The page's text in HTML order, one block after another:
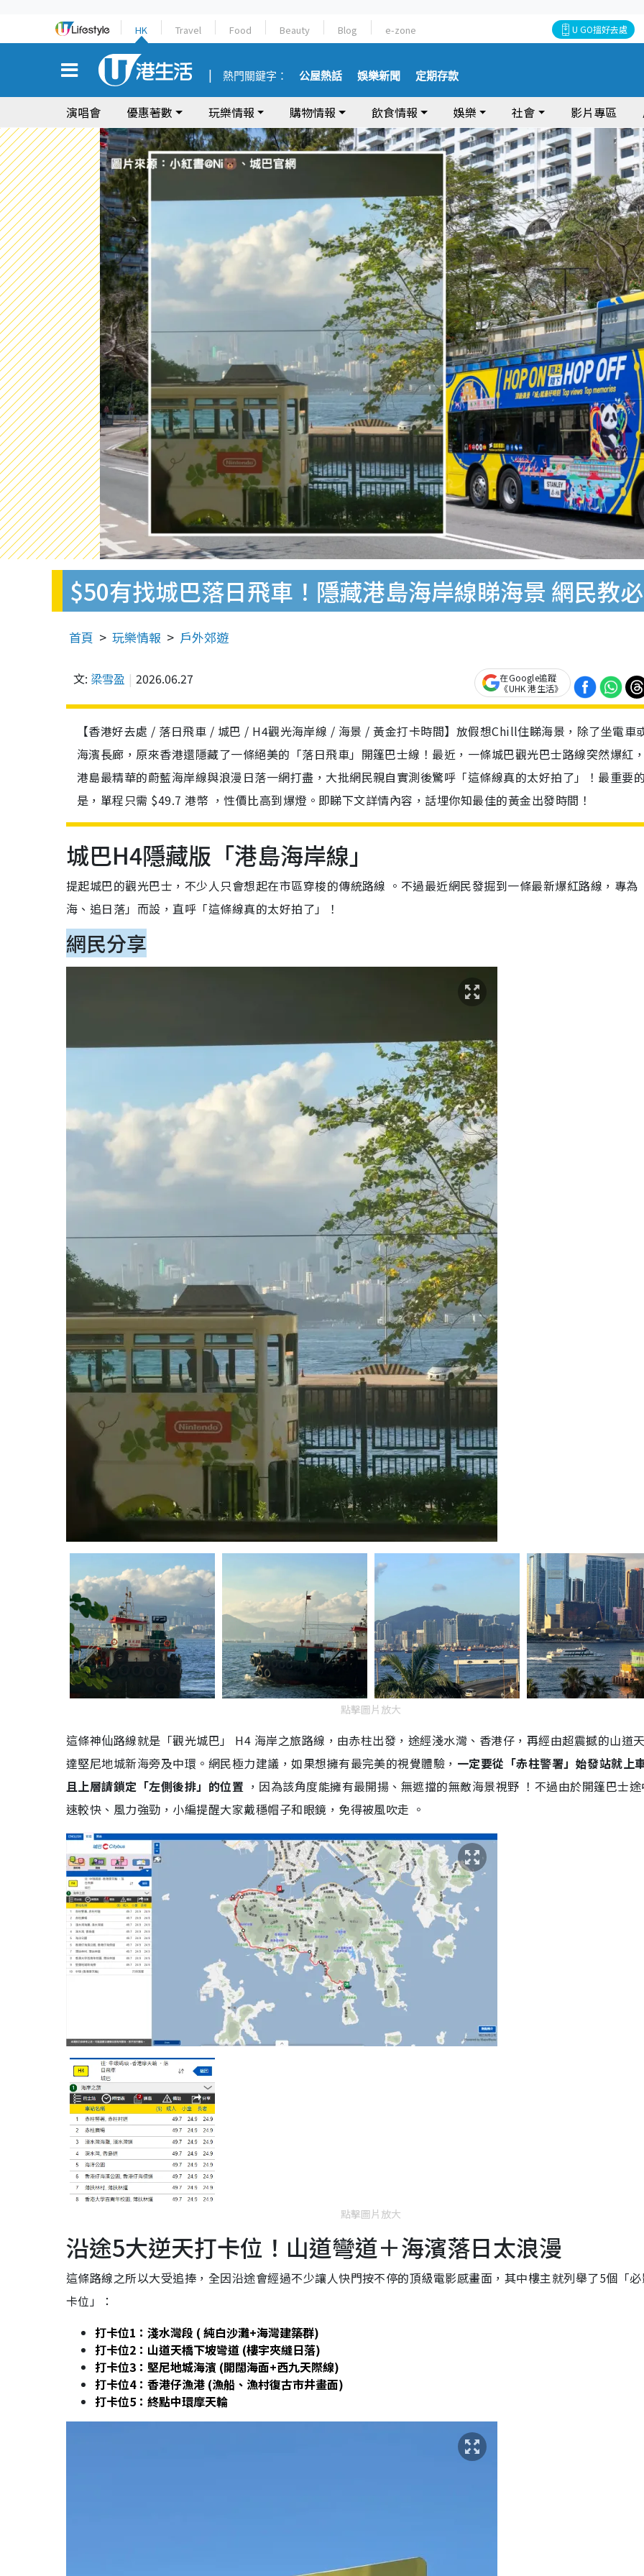
HK Travel Food Beauty Blog e-zone U GO搵好去處
熱門關鍵字： 公屋熱話 娛樂新聞 定期存款
演唱會 優惠著數 玩樂情報 購物情報 飲食情報 娛樂 社會 影片專區
$50有找城巴落日飛車！隱藏港島海岸線睇海景 網民教
首頁 玩樂情報 戶外郊遊
文: 梁雪盈 2026.06.27
在Google追蹤
《UHK 港生活》
【香港好去處 / 落日飛車 / 城巴 / H4觀光海岸線 / 海景 / 黃金打卡時間】放假想Chill住睇海景，除了坐電車
海濱長廊，原來香港還隱藏了一條絕美的「落日飛車」開篷巴士線！最近，一條城巴觀光巴士路線突然爆紅
港島最精華的蔚藍海岸線與浪漫日落一網打盡，大批網民親自實測後驚呼「這條線真的太好拍了」！最重要
是，單程只需 $49.7 港幣 ，性價比高到爆燈。即睇下文詳情內容，話埋你知最佳的黃金出發時間！
城巴H4隱藏版「港島海岸線」
提起城巴的觀光巴士，不少人只會想起在市區穿梭的傳統路線 。不過最近網民發掘到一條最新爆紅路線，專為
海、追日落」而設，直呼「這條線真的太好拍了」！
網民分享
點擊圖片放大
這條神仙路線就是「觀光城巴」 H4 海岸之旅路線，由赤柱出發，途經淺水灣、香港仔，再經由超震撼的山道
達堅尼地城新海旁及中環。 網民極力建議，如果想擁有最完美的視覺體驗， 一定要從「赤柱警署」始發站就上
且上層請鎖定「左側後排」的位置 ，因為該角度能擁有最開揚、無遮擋的無敵海景視野 ！不過由於開篷巴士
速較快、風力強勁，小編提醒大家戴穩帽子和眼鏡，免得被風吹走 。
點擊圖片放大
沿途5大逆天打卡位！山道彎道＋海濱落日太浪漫
這條路線之所以大受追捧，全因沿途會經過不少讓人快門按不停的頂級電影感畫面，其中樓主就列舉了5個「
卡位」：
打卡位1： 淺水灣段 (純白沙灘+海灣建築群)
打卡位2： 山道天橋下坡彎道 (樓宇夾縫日落)
打卡位3：堅尼地城海濱 (開闊海面+西九天際線)
打卡位4：香港仔漁港 (漁船、漁村復古市井畫面)
打卡位5：終點中環摩天輪